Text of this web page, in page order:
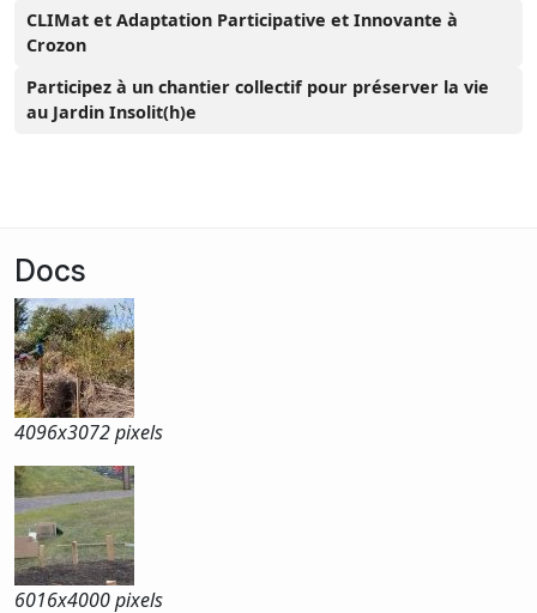
CLIMat et Adaptation Participative et Innovante à
Crozon
Participez à un chantier collectif pour préserver la vie
au Jardin Insolit(h)e
Docs
4096x3072 pixels
6016x4000 pixels